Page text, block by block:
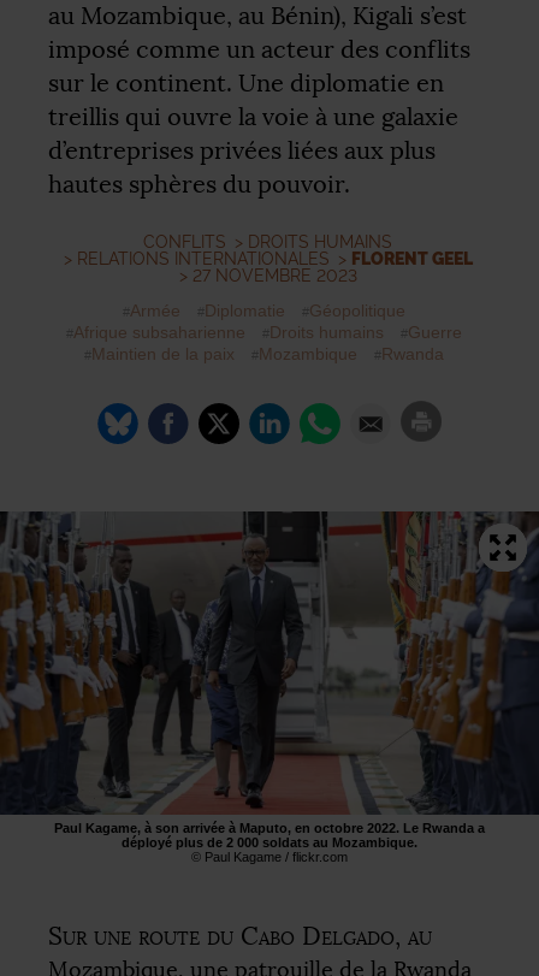
au Mozambique, au Bénin), Kigali s’est
imposé comme un acteur des conflits
sur le continent. Une diplomatie en
treillis qui ouvre la voie à une galaxie
d’entreprises privées liées aux plus
hautes sphères du pouvoir.
CONFLITS > DROITS HUMAINS
> RELATIONS INTERNATIONALES > FLORENT GEEL
> 27 NOVEMBRE 2023
Armée Diplomatie
Géopolitique
Afrique subsaharienne
Droits humains
Guerre
Maintien de la paix
Mozambique Rwanda
Paul Kagame, à son arrivée à Maputo, en octobre 2022. Le Rwanda a
déployé plus de 2 000 soldats au Mozambique.
© Paul Kagame / flickr.com
Sur une route du Cabo Delgado, au
Mozambique, une patrouille de la Rwanda